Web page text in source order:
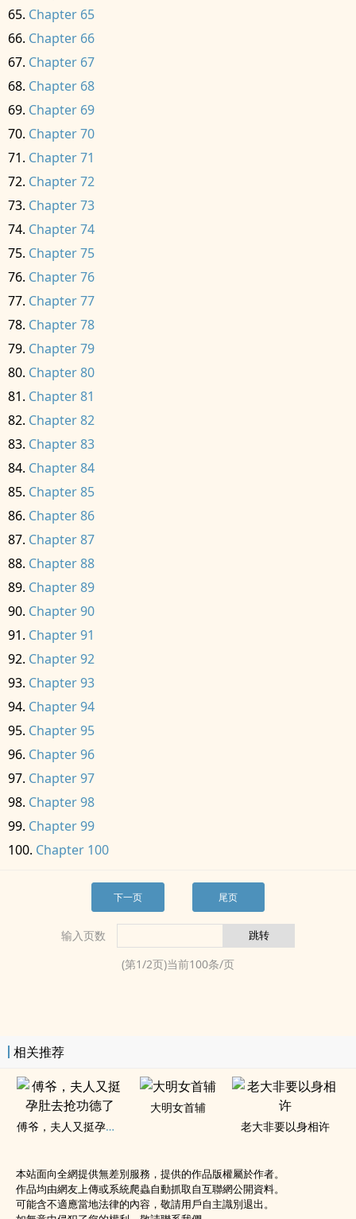
Chapter 65
Chapter 66
Chapter 67
Chapter 68
Chapter 69
Chapter 70
Chapter 71
Chapter 72
Chapter 73
Chapter 74
Chapter 75
Chapter 76
Chapter 77
Chapter 78
Chapter 79
Chapter 80
Chapter 81
Chapter 82
Chapter 83
Chapter 84
Chapter 85
Chapter 86
Chapter 87
Chapter 88
Chapter 89
Chapter 90
Chapter 91
Chapter 92
Chapter 93
Chapter 94
Chapter 95
Chapter 96
Chapter 97
Chapter 98
Chapter 99
Chapter 100
下一页 尾页
输入页数
(第1/2页)当前100条/页
相关推荐
傅爷，夫人又挺孕肚去抢功德了
大明女首辅
老大非要以身相许
本站面向全網提供無差別服務，提供的作品版權屬於作者。
作品均由網友上傳或系統爬蟲自動抓取自互聯網公開資料。
可能含不適應當地法律的內容，敬請用戶自主識別退出。